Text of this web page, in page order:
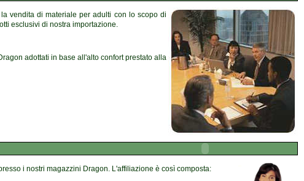
vendita di materiale per adulti con lo scopo di
esclusivi di nostra importazione.
adottati in base all'alto confort prestato alla
i nostri magazzini Dragon. L'affiliazione è così composta: